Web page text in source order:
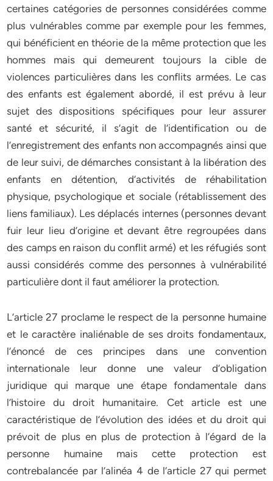
certaines catégories de personnes considérées comme
plus vulnérables comme par exemple pour les femmes,
qui bénéficient en théorie de la même protection que les
hommes mais qui demeurent toujours la cible de
violences particulières dans les conflits armées. Le cas
des enfants est également abordé, il est prévu à leur
sujet des dispositions spécifiques pour leur assurer
santé et sécurité, il s’agit de l’identification ou de
l’enregistrement des enfants non accompagnés ainsi que
de leur suivi, de démarches consistant à la libération des
enfants en détention, d’activités de réhabilitation
physique, psychologique et sociale (rétablissement des
liens familiaux). Les déplacés internes (personnes devant
fuir leur lieu d’origine et devant être regroupées dans
des camps en raison du conflit armé) et les réfugiés sont
aussi considérés comme des personnes à vulnérabilité
particulière dont il faut améliorer la protection.
L’article 27 proclame le respect de la personne humaine
et le caractère inaliénable de ses droits fondamentaux,
l’énoncé de ces principes dans une convention
internationale leur donne une valeur d’obligation
juridique qui marque une étape fondamentale dans
l’histoire du droit humanitaire. Cet article est une
caractéristique de l’évolution des idées et du droit qui
prévoit de plus en plus de protection à l’égard de la
personne humaine mais cette protection est
contrebalancée par l’alinéa 4 de l’article 27 qui permet